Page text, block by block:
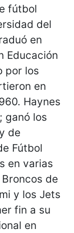
fútbol
del
en
Educación
por los
en
Haynes
ganó los
de
Fútbol
en varias
de
y los Jets
fin a su
en